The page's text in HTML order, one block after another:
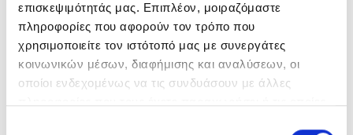
επισκεψιμότητάς μας. Επιπλέον, μοιραζόμαστε
πληροφορίες που αφορούν τον τρόπο που
χρησιμοποιείτε τον ιστότοπό μας με συνεργάτες
κοινωνικών μέσων, διαφήμισης και αναλύσεων, οι
οποίοι ενδεχομένως να τις συνδυάσουν με άλλες
SMD A BULBS
SMD CANDLE BULBS